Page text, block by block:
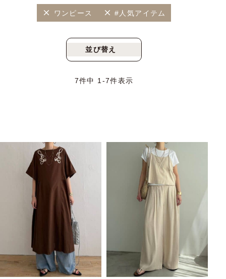
ワンピース #人気アイテム
並び替え
7件中 1 -7件表示